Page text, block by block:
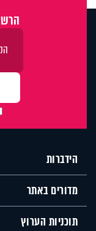
הידברות
מדורים באתר
תוכניות הערוץ